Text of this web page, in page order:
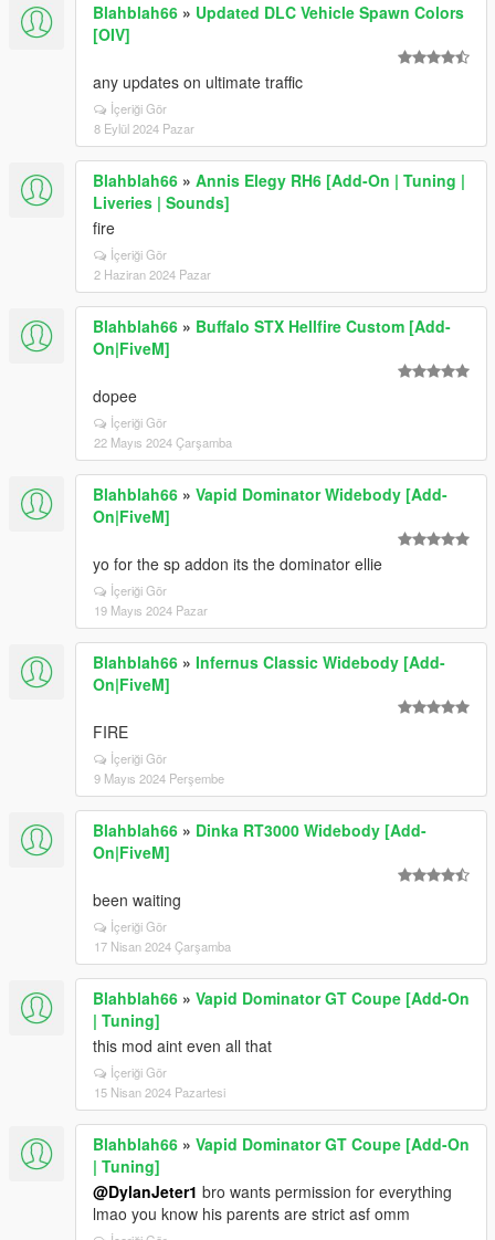
Blahblah66 » Updated DLC Vehicle Spawn Colors
[OIV]
any updates on ultimate traffic
İçeriği Gör
8 Eylül 2024 Pazar
Blahblah66 » Annis Elegy RH6 [Add-On | Tuning |
Liveries | Sounds]
fire
İçeriği Gör
2 Haziran 2024 Pazar
Blahblah66 » Buffalo STX Hellfire Custom [Add-
On|FiveM]
dopee
İçeriği Gör
22 Mayıs 2024 Çarşamba
Blahblah66 » Vapid Dominator Widebody [Add-
On|FiveM]
yo for the sp addon its the dominator ellie
İçeriği Gör
19 Mayıs 2024 Pazar
Blahblah66 » Infernus Classic Widebody [Add-
On|FiveM]
FIRE
İçeriği Gör
9 Mayıs 2024 Perşembe
Blahblah66 » Dinka RT3000 Widebody [Add-
On|FiveM]
been waiting
İçeriği Gör
17 Nisan 2024 Çarşamba
Blahblah66 » Vapid Dominator GT Coupe [Add-On
| Tuning]
this mod aint even all that
İçeriği Gör
15 Nisan 2024 Pazartesi
Blahblah66 » Vapid Dominator GT Coupe [Add-On
| Tuning]
@DylanJeter1 bro wants permission for everything
lmao you know his parents are strict asf omm